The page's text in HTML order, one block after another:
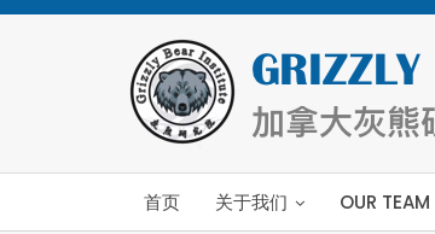
首页 关于我们 OUR TEAM